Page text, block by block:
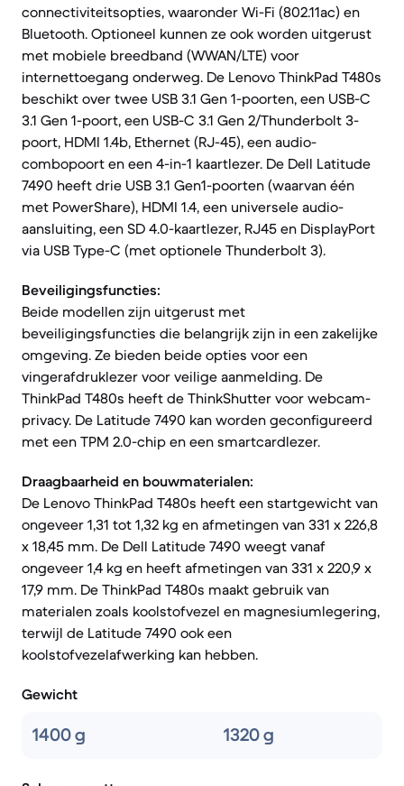
connectiviteitsopties, waaronder Wi-Fi (802.11ac) en
Bluetooth. Optioneel kunnen ze ook worden uitgerust
met mobiele breedband (WWAN/LTE) voor
internettoegang onderweg. De Lenovo ThinkPad T480s
beschikt over twee USB 3.1 Gen 1-poorten, een USB-C
3.1 Gen 1-poort, een USB-C 3.1 Gen 2/Thunderbolt 3-
poort, HDMI 1.4b, Ethernet (RJ-45), een audio-
combopoort en een 4-in-1 kaartlezer. De Dell Latitude
7490 heeft drie USB 3.1 Gen1-poorten (waarvan één
met PowerShare), HDMI 1.4, een universele audio-
aansluiting, een SD 4.0-kaartlezer, RJ45 en DisplayPort
via USB Type-C (met optionele Thunderbolt 3).
Beveiligingsfuncties:
Beide modellen zijn uitgerust met
beveiligingsfuncties die belangrijk zijn in een zakelijke
omgeving. Ze bieden beide opties voor een
vingerafdruklezer voor veilige aanmelding. De
ThinkPad T480s heeft de ThinkShutter voor webcam-
privacy. De Latitude 7490 kan worden geconfigureerd
met een TPM 2.0-chip en een smartcardlezer.
Draagbaarheid en bouwmaterialen:
De Lenovo ThinkPad T480s heeft een startgewicht van
ongeveer 1,31 tot 1,32 kg en afmetingen van 331 x 226,8
x 18,45 mm. De Dell Latitude 7490 weegt vanaf
ongeveer 1,4 kg en heeft afmetingen van 331 x 220,9 x
17,9 mm. De ThinkPad T480s maakt gebruik van
materialen zoals koolstofvezel en magnesiumlegering,
terwijl de Latitude 7490 ook een
koolstofvezelafwerking kan hebben.
Gewicht
1400 g 1320 g